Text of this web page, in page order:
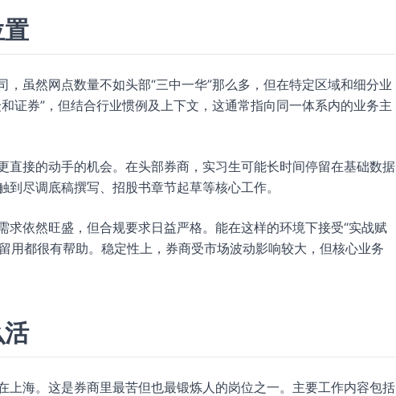
虽然网点数量不如头部“三中一华”那么多，但在特定区域和细分业
证券”，但结合行业惯例及上下文，这通常指向同一体系内的业务主
直接的动手的机会。在头部券商，实习生可能长时间停留在基础数据
尽调底稿撰写、招股书章节起草等核心工作。
依然旺盛，但合规要求日益严格。能在这样的环境下接受“实战赋
用都很有帮助。稳定性上，券商受市场波动影响较大，但核心业务
上海。这是券商里最苦但也最锻炼人的岗位之一。主要工作内容包括